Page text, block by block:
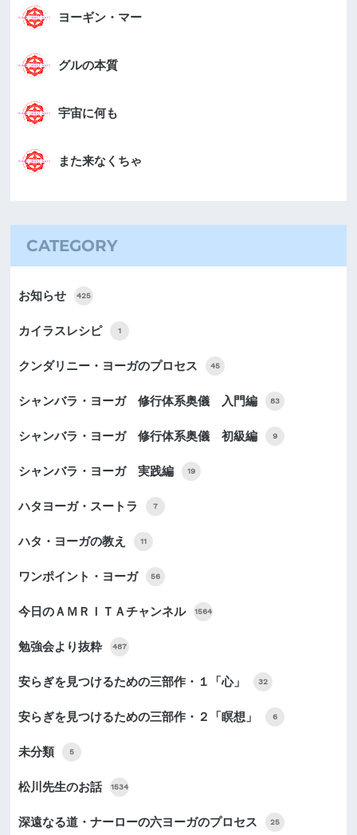
ヨーギン・マー
グルの本質
宇宙に何も
また来なくちゃ
CATEGORY
お知らせ 425
カイラスレシピ 1
クンダリニー・ヨーガのプロセス 45
シャンバラ・ヨーガ 修行体系奥儀 入門編 83
シャンバラ・ヨーガ 修行体系奥儀 初級編 9
シャンバラ・ヨーガ 実践編 19
ハタヨーガ・スートラ 7
ハタ・ヨーガの教え 11
ワンポイント・ヨーガ 56
今日のＡＭＲＩＴＡチャンネル 1564
勉強会より抜粋 487
安らぎを見つけるための三部作・１「心」 32
安らぎを見つけるための三部作・２「瞑想」 6
未分類 5
松川先生のお話 1534
深遠なる道・ナーローの六ヨーガのプロセス 25